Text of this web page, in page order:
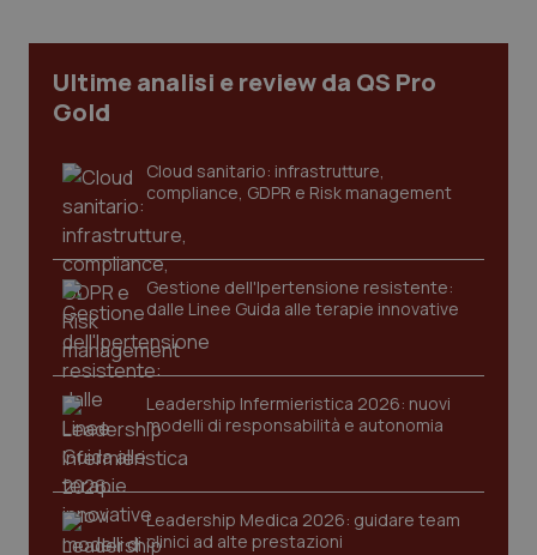
Ultime analisi e review da QS Pro
Gold
Cloud sanitario: infrastrutture,
compliance, GDPR e Risk management
Gestione dell'Ipertensione resistente:
dalle Linee Guida alle terapie innovative
Leadership Infermieristica 2026: nuovi
modelli di responsabilità e autonomia
Leadership Medica 2026: guidare team
clinici ad alte prestazioni
sito web abilitandone funzionalità di base quali la
navigazione sulle pagine e l'accesso alle aree
protette del sito. Il sito web non è in grado di
Nome
Fornitore/
VISITOR_PRIVACY_METADATA
YouTube